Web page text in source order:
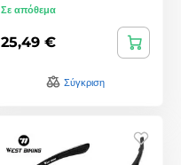
Σε απόθεμα
25,49 €
Σύγκριση